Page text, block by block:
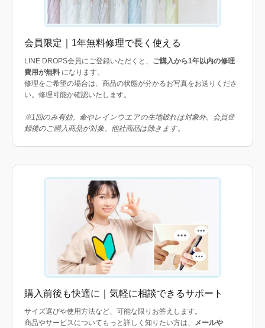
会員限定｜1年無料修理で長く使える
LINE DROPS会員にご登録いただくと、 ご購入から1年以内の修理
費用が無料 になります。
修理をご希望の場合は、商品の状態が分かるお写真をお送りくださ
い。修理可能か確認いたします。
※1回のみ有効。傘やレインウエアの生地破れは対象外。会員登
録後のご購入商品が対象。他社商品は除きます。
購入前後も快適に｜気軽に相談できるサポート
サイズ選びや使用方法など、可能な限りお答えします。
商品やサービスについてもっと詳しく知りたい方は、
メールや